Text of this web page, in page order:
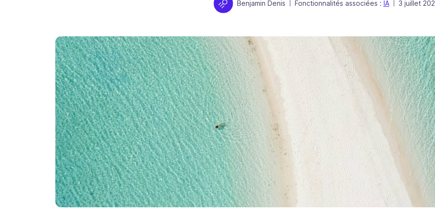
Auteur
Benjamin Denis Fonctionnalités associées : IA Publié le
3 juillet